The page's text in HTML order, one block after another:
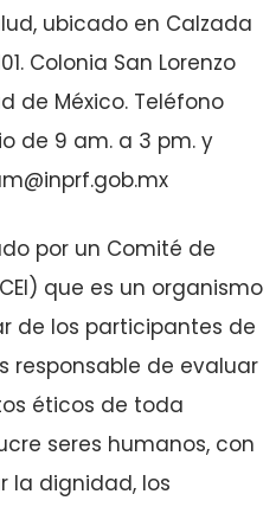
ubicado en Calzada
Colonia San Lorenzo
de México. Teléfono
de 9 am. a 3 pm. y
por un Comité de
que es un organismo
de los participantes de
responsable de evaluar
éticos de toda
seres humanos, con
la dignidad, los